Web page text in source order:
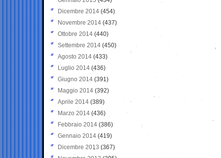
Dicembre 2014 (454)
Novembre 2014 (437)
Ottobre 2014 (440)
Settembre 2014 (450)
Agosto 2014 (433)
Luglio 2014 (436)
Giugno 2014 (391)
Maggio 2014 (392)
Aprile 2014 (389)
Marzo 2014 (436)
Febbraio 2014 (386)
Gennaio 2014 (419)
Dicembre 2013 (367)